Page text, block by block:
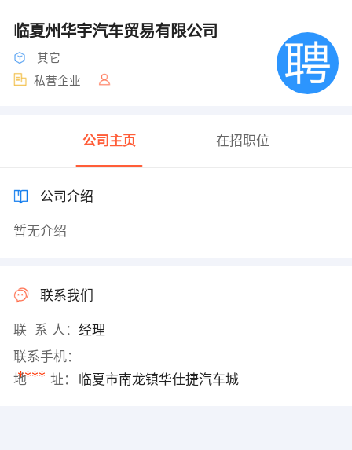
临夏州华宇汽车贸易有限公司
其它
私营企业
公司主页 在招职位
公司介绍
暂无介绍
联系我们
联 系 人： 经理
联系手机：
****
地 址： 临夏市南龙镇华仕捷汽车城